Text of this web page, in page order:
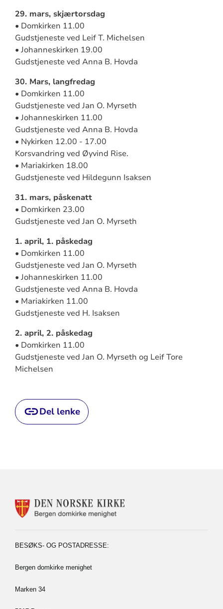
29. mars, skjærtorsdag
• Domkirken 11.00
Gudstjeneste ved Leif T. Michelsen
• Johanneskirken 19.00
Gudstjeneste ved Anna B. Hovda
30. Mars, langfredag
• Domkirken 11.00
Gudstjeneste ved Jan O. Myrseth
• Johanneskirken 11.00
Gudstjeneste ved Anna B. Hovda
• Nykirken 12.00 - 17.00
Korsvandring ved Øyvind Rise.
• Mariakirken 18.00
Gudstjeneste ved Hildegunn Isaksen
31. mars, påskenatt
• Domkirken 23.00
Gudstjeneste ved Jan O. Myrseth
1. april, 1. påskedag
• Domkirken 11.00
Gudstjeneste ved Jan O. Myrseth
• Johanneskirken 11.00
Gudstjeneste ved Anna B. Hovda
• Mariakirken 11.00
Gudstjeneste ved H. Isaksen
2. april, 2. påskedag
• Domkirken 11.00
Gudstjeneste ved Jan O. Myrseth og Leif Tore
Michelsen
Del lenke
KONTAKTINFORMASJON
BESØKS- OG POSTADRESSE:
Bergen domkirke menighet
Marken 34